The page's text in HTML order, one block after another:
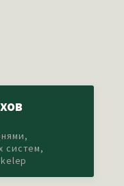
систем,